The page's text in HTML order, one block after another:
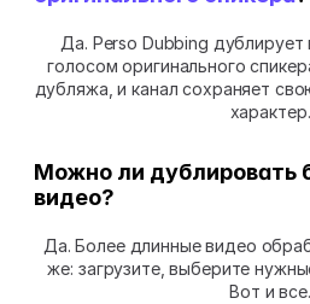
Да. Perso Dubbing
голосом оригинального
дубляжа, и канал сохраняет
характер.
Можно ли дублировать
видео?
Да. Более длинные видео
же: загрузите, выберите
Вот и все.